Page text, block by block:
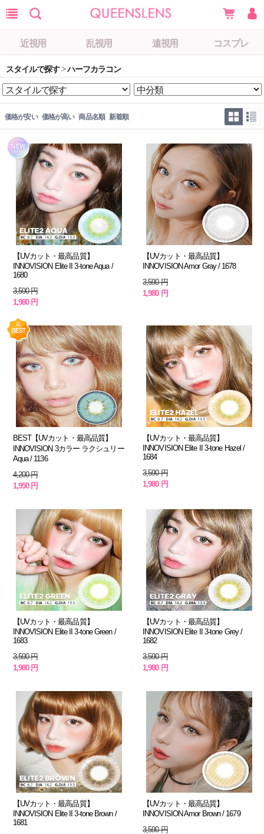
近視用 乱視用 遠視用 コスプレ
スタイルで探す>ハーフカラコン
価格が安い 価格が高い 商品名順 新着順
【UVカット・最高品質】
INNOVISION Elite II 3-tone Aqua /
1680
3,590 円
1,980 円
【UVカット・最高品質】
INNOVISION Amor Gray / 1678
3,590 円
1,980 円
BEST【UVカット・最高品質】
INNOVISION 3カラー ラクシュリー
Aqua / 1136
4,200 円
1,950 円
【UVカット・最高品質】
INNOVISION Elite II 3-tone Hazel /
1684
3,590 円
1,980 円
【UVカット・最高品質】
INNOVISION Elite II 3-tone Green /
1683
3,590 円
1,980 円
【UVカット・最高品質】
INNOVISION Elite II 3-tone Grey /
1682
3,590 円
1,980 円
【UVカット・最高品質】
INNOVISION Elite II 3-tone Brown /
1681
【UVカット・最高品質】
INNOVISION Amor Brown / 1679
3,590 円